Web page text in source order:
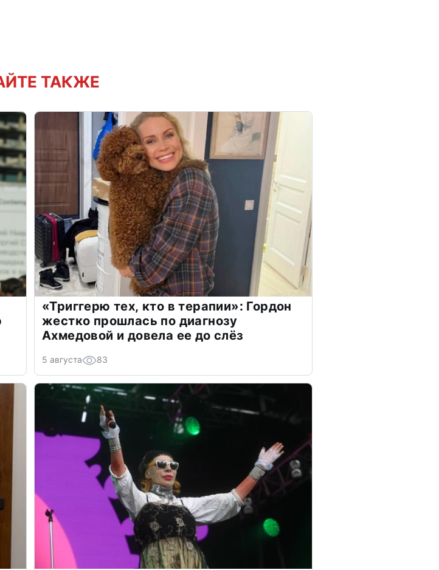
ТАКЖЕ
«Триггерю тех, кто в терапии»: Гордон
жестко прошлась по диагнозу
Ахмедовой и довела ее до слёз
5 августа 83